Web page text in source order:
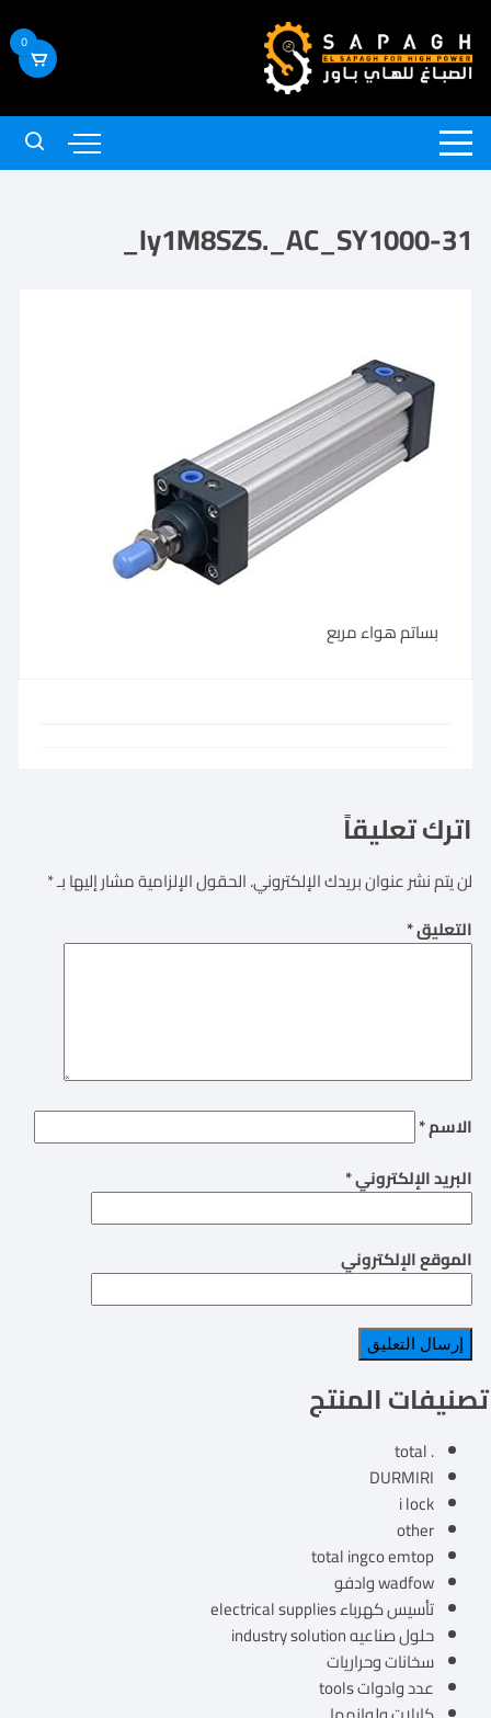
0
31-Iy1M8SZS._AC_SY1000_
بساتم هواء مربع
اترك تعليقاً
لن يتم نشر عنوان بريدك الإلكتروني.الحقول الإلزامية مشار إليها بـ*
التعليق*
الاسم*
البريد الإلكتروني*
الموقع الإلكتروني
تصنيفات المنتج
. total
DURMIRI
i lock
other
total ingco emtop
wadfow وادفو
تأسيس كهرباء electrical supplies
حلول صناعيه industry solution
سخانات وحراريات
عدد وادوات tools